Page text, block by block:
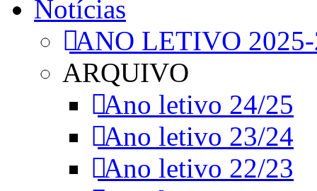
Notícias
ANO LETIVO
ARQUIVO
Ano letivo 24/25
Ano letivo 23/24
Ano letivo 22/23